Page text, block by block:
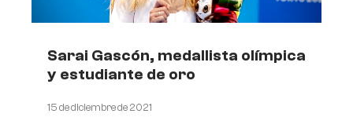
Sarai Gascón, medallista olímpica
y estudiante de oro
15 de diciembre de 2021